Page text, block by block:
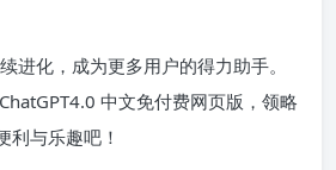
进化，成为更多用户的得力助手。
中文免付费网页版，领略
利与乐趣吧！